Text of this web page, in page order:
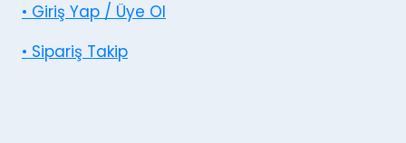
• Giriş Yap / Üye Ol
• Sipariş Takip